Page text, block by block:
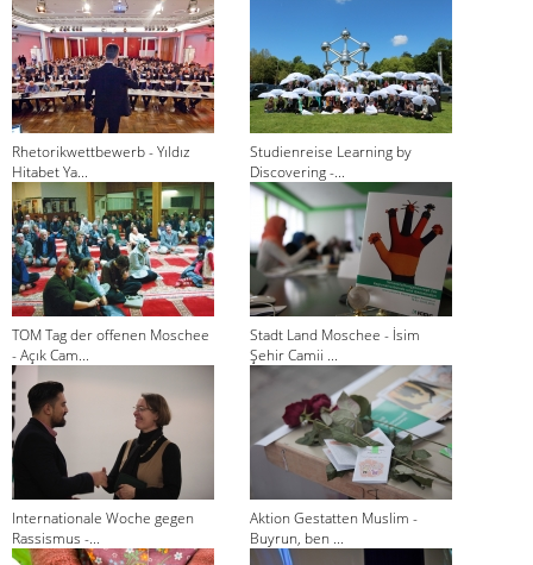
Rhetorikwettbewerb - Yıldız
Hitabet Ya...
Studienreise Learning by
Discovering -...
TOM Tag der offenen Moschee
- Açık Cam...
Stadt Land Moschee - İsim
Şehir Camii ...
Internationale Woche gegen
Rassismus -...
Aktion Gestatten Muslim -
Buyrun, ben ...